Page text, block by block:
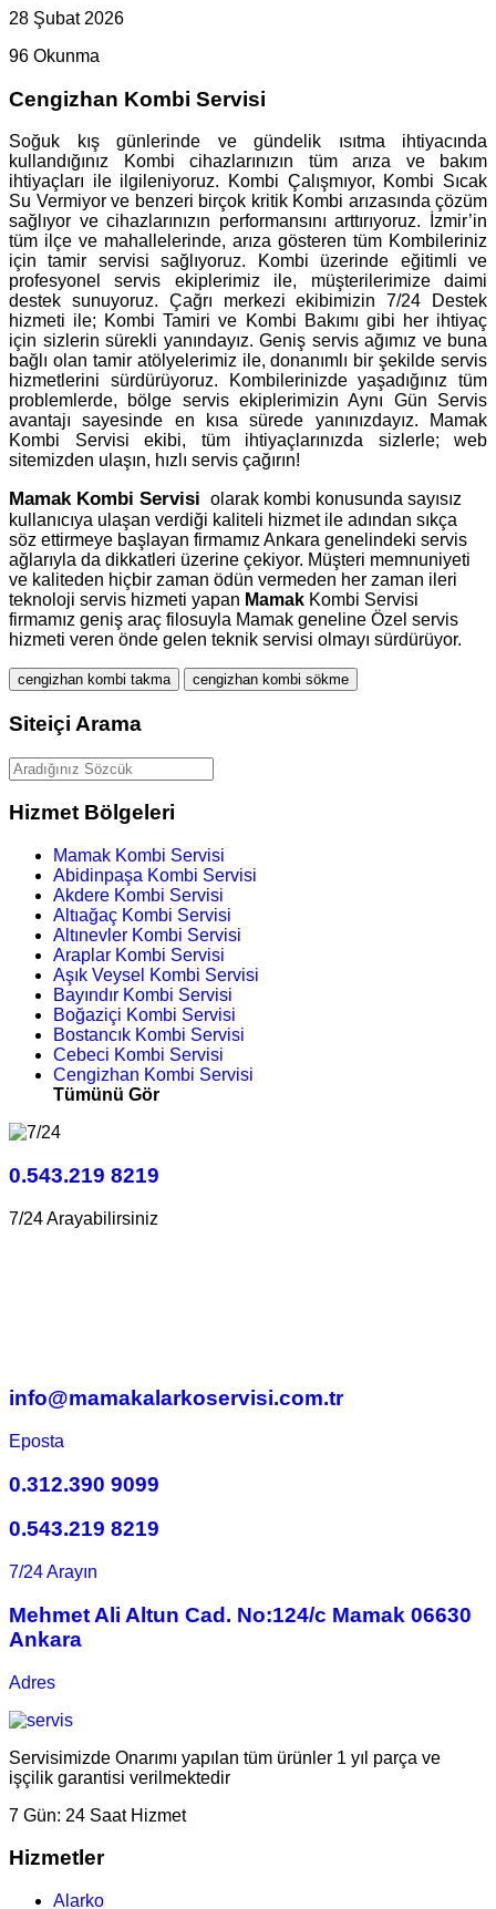
28 Şubat 2026
96 Okunma
Cengizhan Kombi Servisi
Soğuk kış günlerinde ve gündelik ısıtma ihtiyacında
kullandığınız Kombi cihazlarınızın tüm arıza ve bakım
ihtiyaçları ile ilgileniyoruz. Kombi Çalışmıyor, Kombi Sıcak
Su Vermiyor ve benzeri birçok kritik Kombi arızasında çözüm
sağlıyor ve cihazlarınızın performansını arttırıyoruz. İzmir’in
tüm ilçe ve mahallelerinde, arıza gösteren tüm Kombileriniz
için tamir servisi sağlıyoruz. Kombi üzerinde eğitimli ve
profesyonel servis ekiplerimiz ile, müşterilerimize daimi
destek sunuyoruz. Çağrı merkezi ekibimizin 7/24 Destek
hizmeti ile; Kombi Tamiri ve Kombi Bakımı gibi her ihtiyaç
için sizlerin sürekli yanındayız. Geniş servis ağımız ve buna
bağlı olan tamir atölyelerimiz ile, donanımlı bir şekilde servis
hizmetlerini sürdürüyoruz. Kombilerinizde yaşadığınız tüm
problemlerde, bölge servis ekiplerimizin Aynı Gün Servis
avantajı sayesinde en kısa sürede yanınızdayız. Mamak
Kombi Servisi ekibi, tüm ihtiyaçlarınızda sizlerle; web
sitemizden ulaşın, hızlı servis çağırın!
MamakKombi Servisi olarak kombi konusunda sayısız
kullanıcıya ulaşan verdiği kaliteli hizmet ile adından sıkça
söz ettirmeye başlayan firmamız Ankara genelindeki servis
ağlarıyla da dikkatleri üzerine çekiyor. Müşteri memnuniyeti
ve kaliteden hiçbir zaman ödün vermeden her zaman ileri
teknoloji servis hizmeti yapan Mamak Kombi Servisi
firmamız geniş araç filosuyla Mamak geneline Özel servis
hizmeti veren önde gelen teknik servisi olmayı sürdürüyor.
cengizhan kombi takma cengizhan kombi sökme
Siteiçi Arama
Hizmet Bölgeleri
Mamak Kombi Servisi
Abidinpaşa Kombi Servisi
Akdere Kombi Servisi
Altıağaç Kombi Servisi
Altınevler Kombi Servisi
Araplar Kombi Servisi
Aşık Veysel Kombi Servisi
Bayındır Kombi Servisi
Boğaziçi Kombi Servisi
Bostancık Kombi Servisi
Cebeci Kombi Servisi
Cengizhan Kombi Servisi
Tümünü Gör
0.543.219 8219
7/24 Arayabilirsiniz
info@mamakalarkoservisi.com.tr
Eposta
0.312.390 9099
0.543.219 8219
7/24 Arayın
Mehmet Ali Altun Cad. No:124/c Mamak 06630
Ankara
Adres
Servisimizde Onarımı yapılan tüm ürünler 1 yıl parça ve
işçilik garantisi verilmektedir
7 Gün: 24 Saat Hizmet
Hizmetler
Alarko